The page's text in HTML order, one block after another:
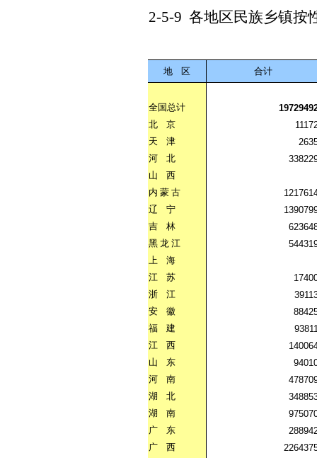
2-5-9 各地区民族乡镇按
地 区 合计
全国总计
北
京
天
津
河
北
山
西
内 蒙 古
辽
宁
吉
林
黑 龙 江
上
海
江
苏
浙
江
安
徽
福
建
江
西
山
东
河
南
湖
北
湖
南
广
东
广
西